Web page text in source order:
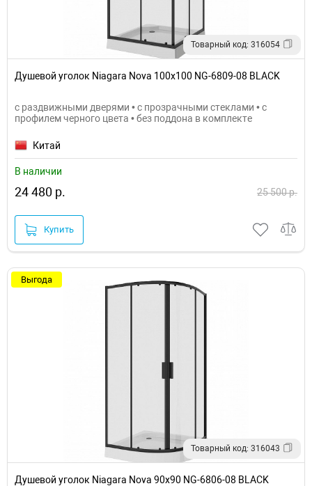
Товарный код: 316054
Душевой уголок Niagara Nova 100х100 NG-6809-08 BLACK
с раздвижными дверями • с прозрачными стеклами • с
профилем черного цвета • без поддона в комплекте
Китай
В наличии
24 480 р. 25 500 р.
Купить
Выгода
Товарный код: 316043
Душевой уголок Niagara Nova 90х90 NG-6806-08 BLACK